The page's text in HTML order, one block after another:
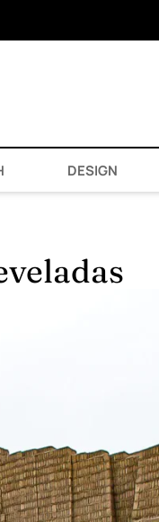
DESIGN